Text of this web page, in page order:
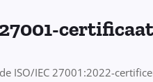
certificaat
ISO/IEC 27001:2022-